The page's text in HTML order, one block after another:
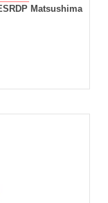
Matsushima